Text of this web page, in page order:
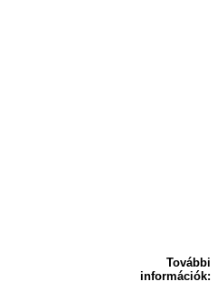
További
információk: